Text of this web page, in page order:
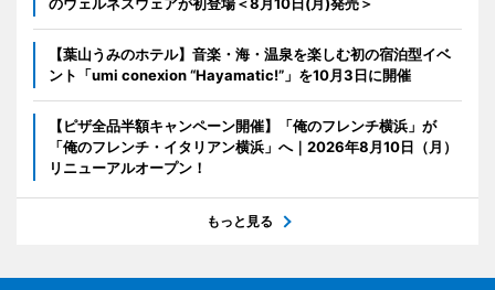
【葉山うみのホテル】音楽・海・温泉を楽しむ初の宿泊型イベ
ント「umi conexion “Hayamatic!”」を10月3日に開催
【ピザ全品半額キャンペーン開催】「俺のフレンチ横浜」が
「俺のフレンチ・イタリアン横浜」へ｜2026年8月10日（月）
リニューアルオープン！
もっと見る